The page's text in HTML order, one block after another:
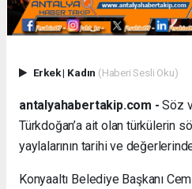
Erkek| Kadın (Haberi Sesli Oku)
antalyahabertakip.com - Söz
Türkdoğan’a ait olan türkülerin
yaylalarının tarihi ve
Konyaaltı Belediye Başkanı